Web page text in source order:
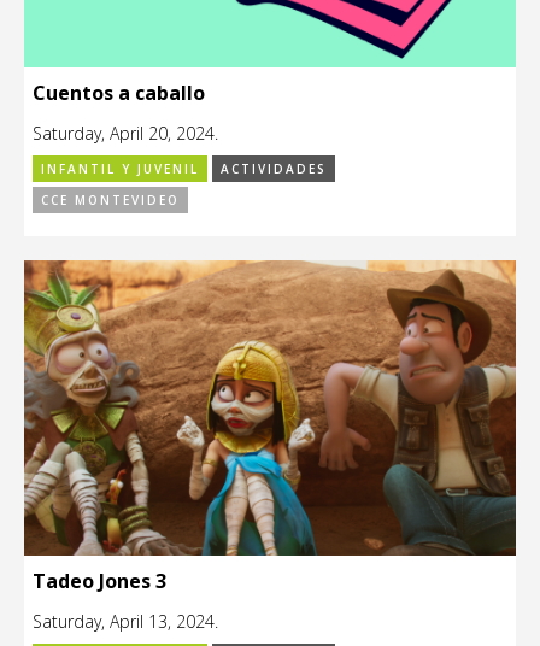
Cuentos a caballo
Saturday, April 20, 2024.
INFANTIL Y JUVENIL
ACTIVIDADES
CCE MONTEVIDEO
Tadeo Jones 3
Saturday, April 13, 2024.